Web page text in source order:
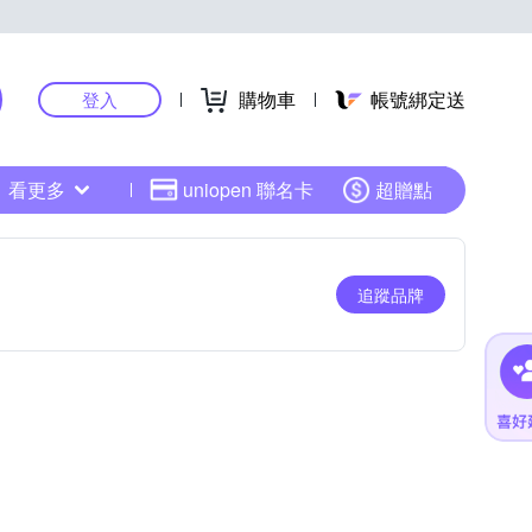
登入 購物車 帳號綁定送
看更多 uniopen 聯名卡 超贈點
追蹤品牌